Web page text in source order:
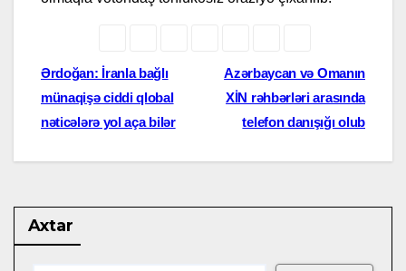
Yazı
naviqasiyası
Azərbaycan və Omanın
XİN rəhbərləri arasında
telefon danışığı olub
Ərdoğan: İranla bağlı
münaqişə ciddi qlobal
nəticələrə yol aça bilər
Axtar